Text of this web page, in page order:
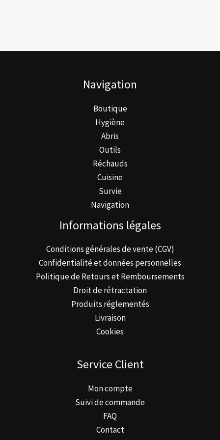
choisies
la
page
du
produit
Navigation
Boutique
Hygiène
Abris
Outils
Réchauds
Cuisine
Survie
Navigation
Informations légales
Conditions générales de vente (CGV)
Confidentialité et données personnelles
Politique de Retours et Remboursements
Droit de rétractation
Produits réglementés
Livraison
Cookies
Service Client
Mon compte
Suivi de commande
FAQ
Contact